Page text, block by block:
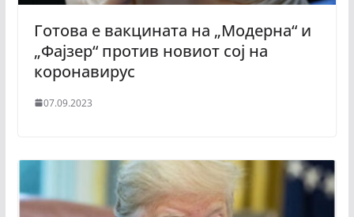
Готова е вакцината на „Модерна“ и
„Фајзер“ против новиот сој на
коронавирус
07.09.2023